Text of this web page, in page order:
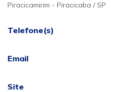
Piracicamirim - Piracicaba / SP
Telefone(s)
Email
Site